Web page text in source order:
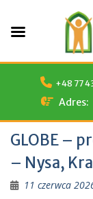
Skip
+48 77
Adres:
GLOBE –
– Nysa,
11 czerwca